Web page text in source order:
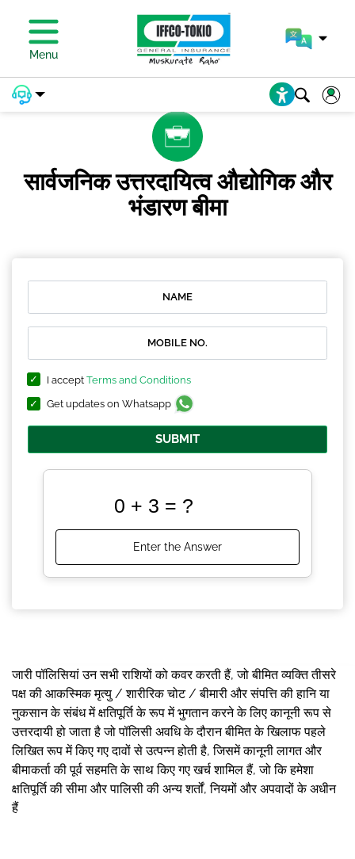
Menu
सार्वजनिक उत्तरदायित्व औद्योगिक और
भंडारण बीमा
I accept Terms and Conditions
Get updates on Whatsapp
SUBMIT
जारी पॉलिसियां उन सभी राशियों को कवर करती हैं, जो बीमित व्यक्ति तीसरे
पक्ष की आकस्मिक मृत्यु / शारीरिक चोट / बीमारी और संपत्ति की हानि या
नुकसान के संबंध में क्षतिपूर्ति के रूप में भुगतान करने के लिए कानूनी रूप से
उत्तरदायी हो जाता है जो पॉलिसी अवधि के दौरान बीमित के खिलाफ पहले
लिखित रूप में किए गए दावों से उत्पन्न होती है, जिसमें कानूनी लागत और
बीमाकर्ता की पूर्व सहमति के साथ किए गए खर्च शामिल हैं, जो कि हमेशा
क्षतिपूर्ति की सीमा और पालिसी की अन्य शर्तों, नियमों और अपवादों के अधीन
हैं